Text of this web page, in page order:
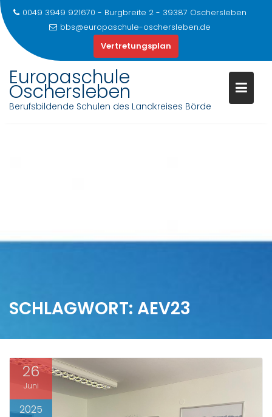
0049 3949 921670 - Burgbreite 2 - 39387 Oschersleben
bbs@europaschule-oschersleben.de
Vertretungsplan
Europaschule
Oschersleben
Berufsbildende Schulen des Landkreises Börde
SCHLAGWORT: AEV23
26
Juni
2025